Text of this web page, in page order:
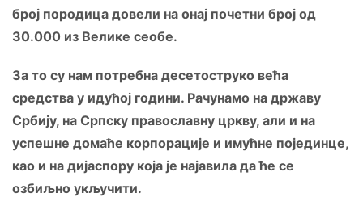
број породица довели на онај почетни број од
30.000 из Велике сеобе.
За то су нам потребна десетоструко већа
средства у идућој години. Рачунамо на државу
Србију, на Српску православну цркву, али и на
успешне домаће корпорације и имућне појединце,
као и на дијаспору која је најавила да ће се
озбиљно укључити.